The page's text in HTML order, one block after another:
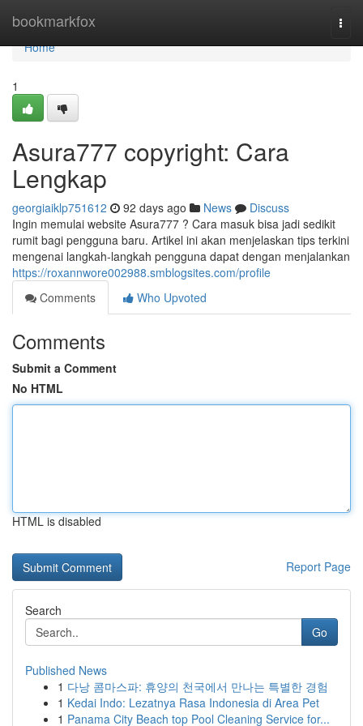
bookmarkfox
Home
Home
1
Asura777 copyright: Cara
Lengkap
georgiaiklp751612 92 days ago News
Discuss
Ingin memulai website Asura777 ? Cara masuk bisa jadi sedikit
rumit bagi pengguna baru. Artikel ini akan menjelaskan tips terkini
mengenai langkah-langkah pengguna dapat dengan menjalankan
https://roxannwore002988.smblogsites.com/profile
Comments
Who Upvoted
Comments
Submit a Comment
No HTML
HTML is disabled
Report Page
Search
Go
Published News
1 다낭 콤마스파: 휴양의 천국에서 만나는 특별한 경험
1 Kedai Indo: Lezatnya Rasa Indonesia di Area Pet
1 Panama City Beach top Pool Cleaning Service for...